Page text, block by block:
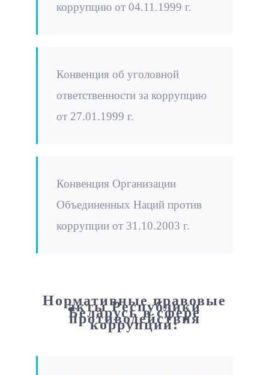
коррупцию от 04.11.1999 г.
Конвенция об уголовной
ответственности за коррупцию
от 27.01.1999 г.
Конвенция Организации
Объединенных Наций против
коррупции от 31.10.2003 г.
Нормативные правовые
акты Республики
Беларусь в сфере
противодействия
коррупции: